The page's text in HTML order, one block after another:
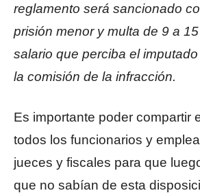
reglamento será sancionado
prisión menor y multa de 9 a
salario que perciba el
la comisión de la infracción.
Es importante poder compartir
todos los funcionarios y
jueces y fiscales para que
que no sabían de esta